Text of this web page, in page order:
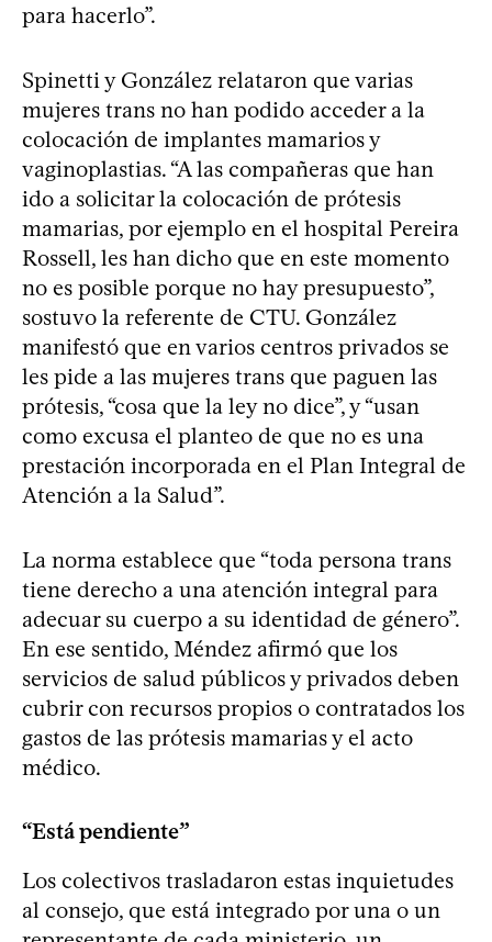
para hacerlo”.
Spinetti y González relataron que varias
mujeres trans no han podido acceder a la
colocación de implantes mamarios y
vaginoplastias. “A las compañeras que han
ido a solicitar la colocación de prótesis
mamarias, por ejemplo en el hospital Pereira
Rossell, les han dicho que en este momento
no es posible porque no hay presupuesto”,
sostuvo la referente de CTU. González
manifestó que en varios centros privados se
les pide a las mujeres trans que paguen las
prótesis, “cosa que la ley no dice”, y “usan
como excusa el planteo de que no es una
prestación incorporada en el Plan Integral de
Atención a la Salud”.
La norma establece que “toda persona trans
tiene derecho a una atención integral para
adecuar su cuerpo a su identidad de género”.
En ese sentido, Méndez afirmó que los
servicios de salud públicos y privados deben
cubrir con recursos propios o contratados los
gastos de las prótesis mamarias y el acto
médico.
“Está pendiente”
Los colectivos trasladaron estas inquietudes
al consejo, que está integrado por una o un